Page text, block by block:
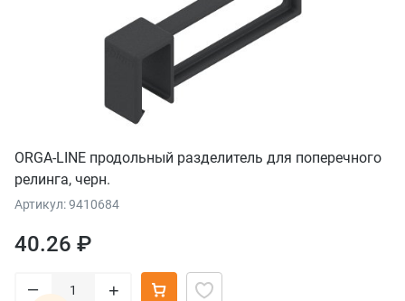
ORGA-LINE продольный разделитель для поперечного
релинга, черн.
Артикул: 9410684
40.26 ₽
– +